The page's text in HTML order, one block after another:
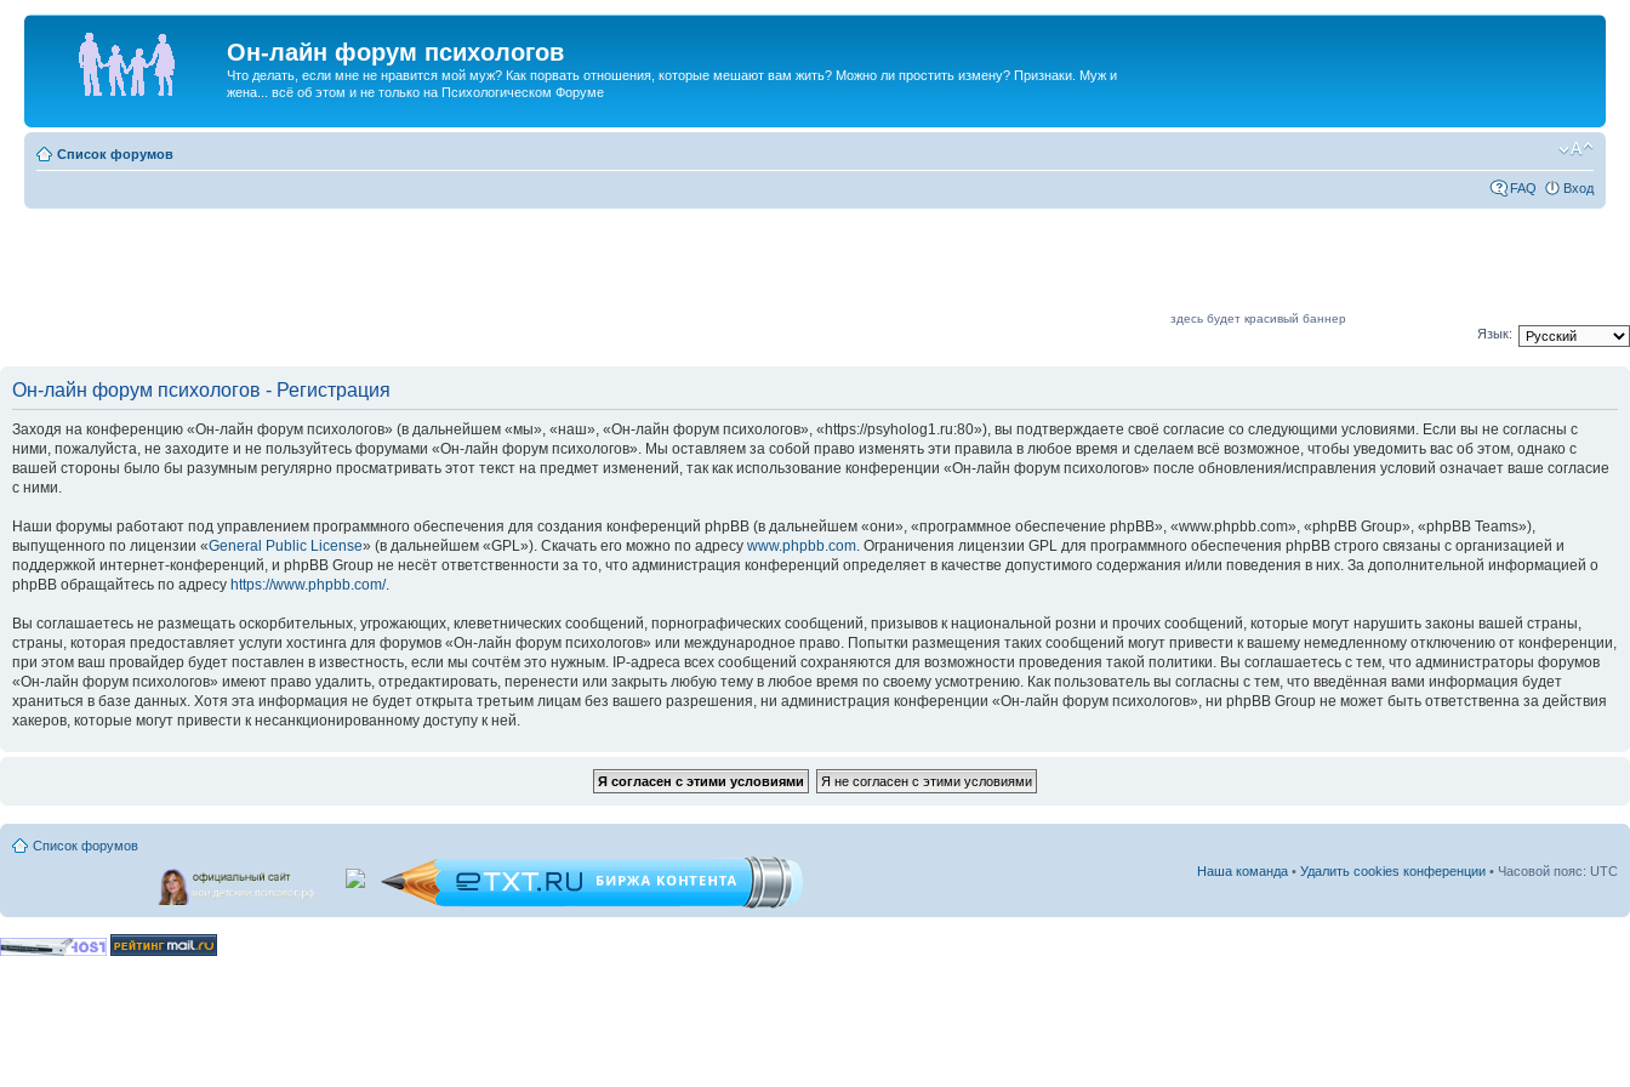
Он-лайн форум психологов
Что делать, если мне не нравится мой муж? Как порвать отношения, которые мешают вам жить? Можно ли простить измену? Признаки. Муж и
жена... всё об этом и не только на Психологическом Форуме
Список форумов
FAQ Вход
здесь будет красивый баннер
Язык:
Он-лайн форум психологов - Регистрация
Заходя на конференцию «Он-лайн форум психологов» (в дальнейшем «мы», «наш», «Он-лайн форум психологов», «https://psyholog1.ru:80»), вы подтверждаете своё согласие со следующими условиями. Если вы не согласны с
ними, пожалуйста, не заходите и не пользуйтесь форумами «Он-лайн форум психологов». Мы оставляем за собой право изменять эти правила в любое время и сделаем всё возможное, чтобы уведомить вас об этом, однако с
вашей стороны было бы разумным регулярно просматривать этот текст на предмет изменений, так как использование конференции «Он-лайн форум психологов» после обновления/исправления условий означает ваше согласие
с ними.
Наши форумы работают под управлением программного обеспечения для создания конференций phpBB (в дальнейшем «они», «программное обеспечение phpBB», «www.phpbb.com», «phpBB Group», «phpBB Teams»),
выпущенного по лицензии «General Public License» (в дальнейшем «GPL»). Скачать его можно по адресу www.phpbb.com. Ограничения лицензии GPL для программного обеспечения phpBB строго связаны с организацией и
поддержкой интернет-конференций, и phpBB Group не несёт ответственности за то, что администрация конференций определяет в качестве допустимого содержания и/или поведения в них. За дополнительной информацией о
phpBB обращайтесь по адресу https://www.phpbb.com/.
Вы соглашаетесь не размещать оскорбительных, угрожающих, клеветнических сообщений, порнографических сообщений, призывов к национальной розни и прочих сообщений, которые могут нарушить законы вашей страны,
страны, которая предоставляет услуги хостинга для форумов «Он-лайн форум психологов» или международное право. Попытки размещения таких сообщений могут привести к вашему немедленному отключению от конференции,
при этом ваш провайдер будет поставлен в известность, если мы сочтём это нужным. IP-адреса всех сообщений сохраняются для возможности проведения такой политики. Вы соглашаетесь с тем, что администраторы форумов
«Он-лайн форум психологов» имеют право удалить, отредактировать, перенести или закрыть любую тему в любое время по своему усмотрению. Как пользователь вы согласны с тем, что введённая вами информация будет
храниться в базе данных. Хотя эта информация не будет открыта третьим лицам без вашего разрешения, ни администрация конференции «Он-лайн форум психологов», ни phpBB Group не может быть ответственна за действия
хакеров, которые могут привести к несанкционированному доступу к ней.
Список форумов
Наша команда • Удалить cookies конференции • Часовой пояс: UTC